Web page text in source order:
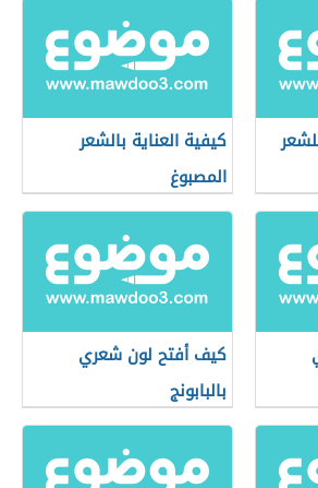
كيفية العناية بالشعر
المصبوغ
كيف أفتح لون شعري
بالبابونج